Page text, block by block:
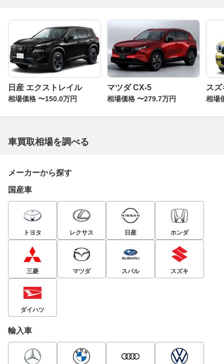
日産 エクストレイル
相場価格 〜150.0万円
マツダ CX-5
相場価格 〜279.7万円
ス
相場
車買取相場を調べる
メーカーから探す
国産車
トヨタ レクサス 日産 ホンダ
三菱 マツダ スバル スズキ
ダイハツ
輸入車